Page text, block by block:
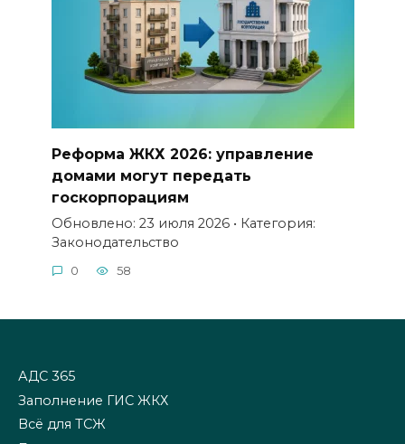
Реформа ЖКХ 2026: управление
домами могут передать
госкорпорациям
Обновлено: 23 июля 2026 • Категория:
Законодательство
0 58
АДС 365
Заполнение ГИС ЖКХ
Всё для ТСЖ